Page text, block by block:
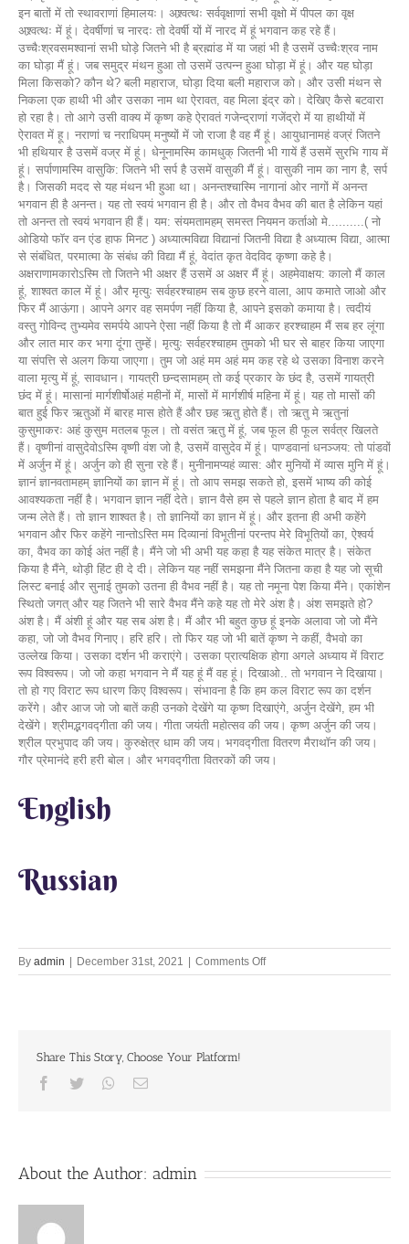
English
Russian
By admin | December 31st, 2021 | Comments Offon
Lets
Share This Story, Choose Your Platform!
Facebook
Twitter Whatsapp
Email
About the Author: admin